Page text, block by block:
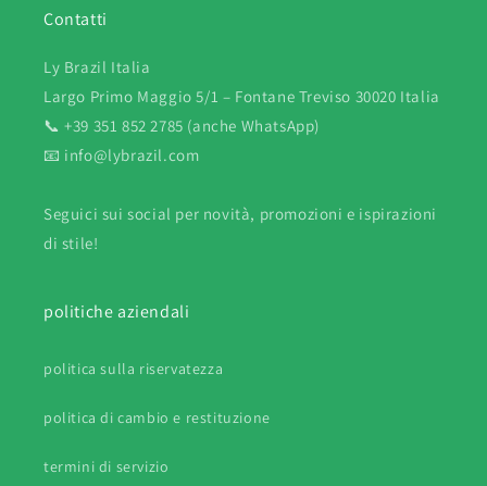
Contatti
Ly Brazil Italia
Largo Primo Maggio 5/1 – Fontane Treviso 30020 Italia
📞 +39 351 852 2785 (anche WhatsApp)
📧 info@lybrazil.com
Seguici sui social per novità, promozioni e ispirazioni
di stile!
politiche aziendali
politica sulla riservatezza
politica di cambio e restituzione
termini di servizio